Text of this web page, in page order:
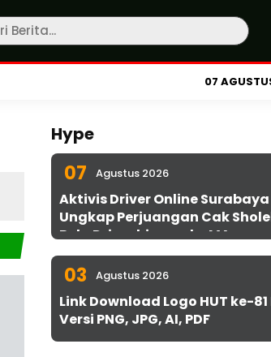
07
Hype
07 Agustus 2026
Aktivis Driver Online Surabaya
Ungkap Perjuangan Cak
Bela Driver hingga ke MA
03 Agustus 2026
Link Download Logo HUT ke-81
Versi PNG, JPG, AI, PDF